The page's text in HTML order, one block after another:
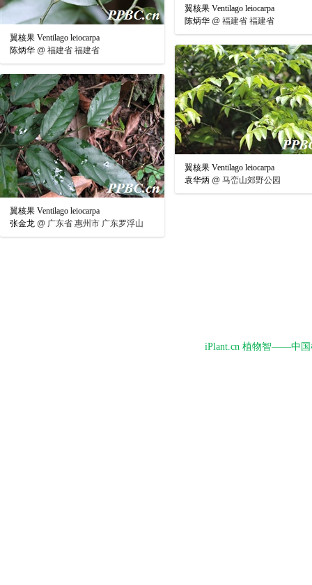
翼核果 Ventilago leiocarpa
陈炳华 @ 福建省 福建省
翼核果 Ventilago leiocarpa
陈炳华 @ 福建省 福建省
翼核果 Ventilago leiocarpa
袁华炳 @ 马峦山郊野公园
翼核果 Ventilago leiocarpa
张金龙 @ 广东省 惠州市 广东罗浮山
iPlant.cn 植物智——中国